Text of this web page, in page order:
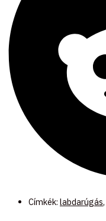
Címkék: labdarúgás,